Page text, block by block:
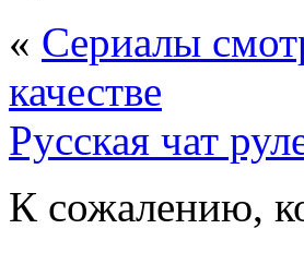
« Сериалы
качестве
Русская чат
К сожалению,